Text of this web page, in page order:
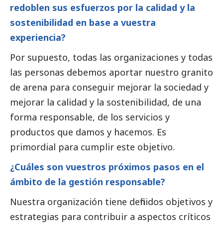
redoblen sus esfuerzos por la calidad y la
sostenibilidad en base a vuestra
experiencia?
Por supuesto, todas las organizaciones y todas
las personas debemos aportar nuestro granito
de arena para conseguir mejorar la sociedad y
mejorar la calidad y la sostenibilidad, de una
forma responsable, de los servicios y
productos que damos y hacemos. Es
primordial para cumplir este objetivo.
¿Cuáles son vuestros próximos pasos en el
ámbito de la gestión responsable?
Nuestra organización tiene definidos objetivos y
estrategias para contribuir a aspectos críticos